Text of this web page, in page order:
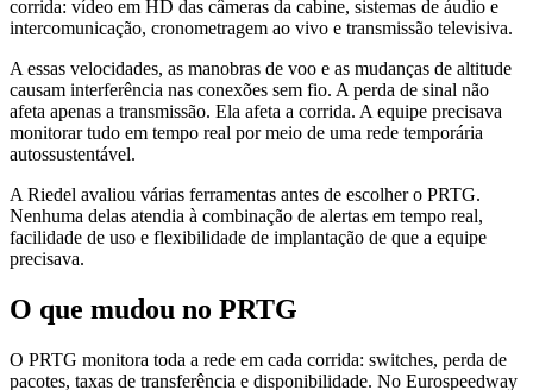
corrida: vídeo em HD das câmeras da cabine, sistemas de áudio e
intercomunicação, cronometragem ao vivo e transmissão televisiva.
A essas velocidades, as manobras de voo e as mudanças de altitude
causam interferência nas conexões sem fio. A perda de sinal não
afeta apenas a transmissão. Ela afeta a corrida. A equipe precisava
monitorar tudo em tempo real por meio de uma rede temporária
autossustentável.
A Riedel avaliou várias ferramentas antes de escolher o PRTG.
Nenhuma delas atendia à combinação de alertas em tempo real,
facilidade de uso e flexibilidade de implantação de que a equipe
precisava.
O que mudou no PRTG
O PRTG monitora toda a rede em cada corrida: switches, perda de
pacotes, taxas de transferência e disponibilidade. No Eurospeedway